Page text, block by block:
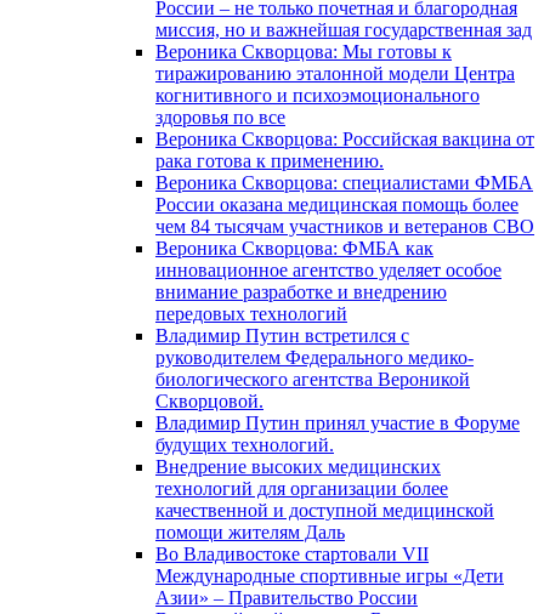
России – не только почетная и благородная
миссия, но и важнейшая государственная зад
Вероника Скворцова: Мы готовы к
тиражированию эталонной модели Центра
когнитивного и психоэмоционального
здоровья по все
Вероника Скворцова: Российская вакцина от
рака готова к применению.
Вероника Скворцова: специалистами ФМБА
России оказана медицинская помощь более
чем 84 тысячам участников и ветеранов СВО
Вероника Скворцова: ФМБА как
инновационное агентство уделяет особое
внимание разработке и внедрению
передовых технологий
Владимир Путин встретился с
руководителем Федерального медико-
биологического агентства Вероникой
Скворцовой.
Владимир Путин принял участие в Форуме
будущих технологий.
Внедрение высоких медицинских
технологий для организации более
качественной и доступной медицинской
помощи жителям Даль
Во Владивостоке стартовали VII
Международные спортивные игры «Дети
Азии» – Правительство России